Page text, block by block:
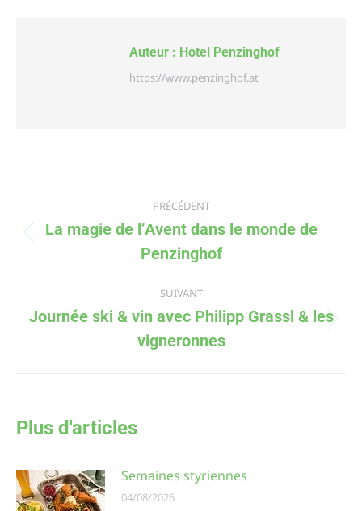
Auteur : Hotel Penzinghof
https://www.penzinghof.at
PRÉCÉDENT
La magie de l’Avent dans le monde de
Penzinghof
SUIVANT
Journée ski & vin avec Philipp Grassl & les
vigneronnes
Plus d'articles
Semaines styriennes
04/08/2026